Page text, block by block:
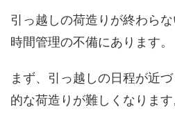
引っ越しの荷造りが終わら
時間管理の不備にあります。
まず、引っ越しの日程が近
的な荷造りが難しくなります